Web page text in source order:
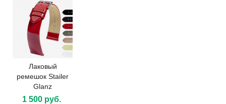
Лаковый
ремешок Stailer
Glanz
1 500 руб.